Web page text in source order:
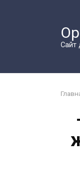
Сайт